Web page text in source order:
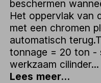
beschermen
Het oppervlak van
met een chromen
automatisch
tonnage = 20 ton -
werkzaam cilinder...
Lees meer...